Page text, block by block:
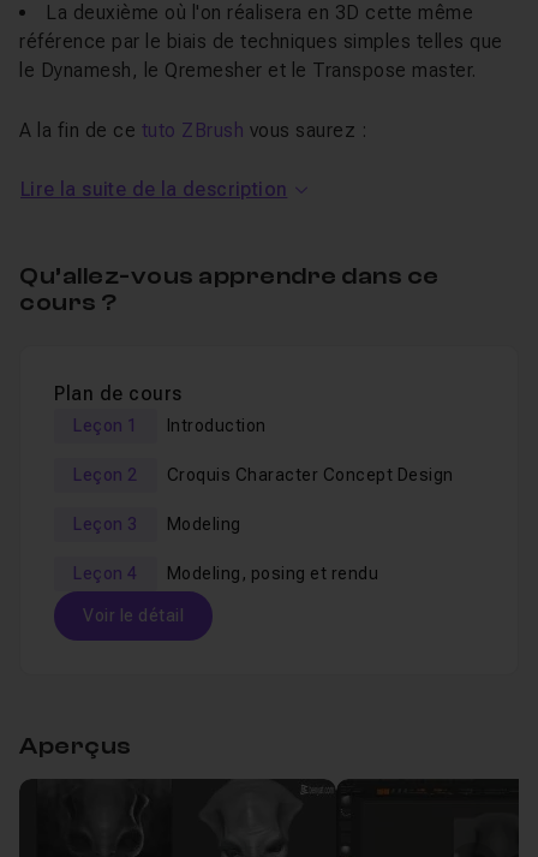
La deuxième où l'on réalisera en 3D cette même
référence par le biais de techniques simples telles que
le Dynamesh, le Qremesher et le Transpose master.
A la fin de ce tuto ZBrush vous saurez :
Réaliser facilement des croquis sur ZBrush.
L'utilisation d'une tablette graphique est fortement
Lire la suite de la description
Qu’allez-vous apprendre dans ce
cours ?
Plan de cours
Leçon 1 Introduction
Leçon 2 Croquis Character Concept Design
Leçon 3 Modeling
Leçon 4 Modeling, posing et rendu
Voir le détail
Croquis Character Concept Design
Aperçus